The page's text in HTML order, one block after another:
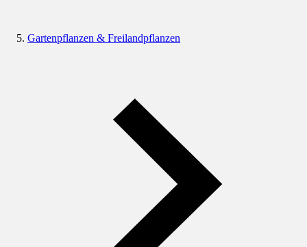
Gartenpflanzen & Freilandpflanzen